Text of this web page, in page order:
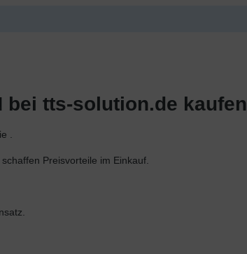
bei tts-solution.de kaufen
.
Preisvorteile im Einkauf.